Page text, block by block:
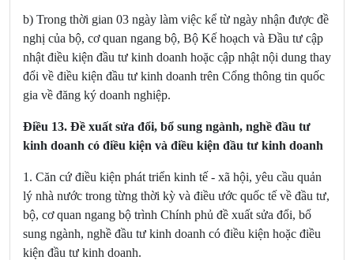
b) Trong thời gian 03 ngày làm việc kể từ ngày nhận được đề
nghị của bộ, cơ quan ngang bộ, Bộ Kế hoạch và Đầu tư cập
nhật điều kiện đầu tư kinh doanh hoặc cập nhật nội dung thay
đổi về điều kiện đầu tư kinh doanh trên Cổng thông tin quốc
gia về đăng ký doanh nghiệp.
Điều 13. Đề xuất sửa đổi, bổ sung ngành, nghề đầu tư
kinh doanh có điều kiện và điều kiện đầu tư kinh doanh
1. Căn cứ điều kiện phát triển kinh tế - xã hội, yêu cầu quản
lý nhà nước trong từng thời kỳ và điều ước quốc tế về đầu tư,
bộ, cơ quan ngang bộ trình Chính phủ đề xuất sửa đổi, bổ
sung ngành, nghề đầu tư kinh doanh có điều kiện hoặc điều
kiện đầu tư kinh doanh.